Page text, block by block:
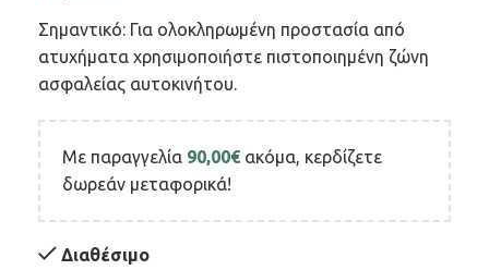
Σημαντικό: Για ολοκληρωμένη προστασία από
ατυχήματα χρησιμοποιήστε πιστοποιημένη ζώνη
ασφαλείας αυτοκινήτου.
Με παραγγελία 90,00€ ακόμα, κερδίζετε
δωρεάν μεταφορικά!
Διαθέσιμο